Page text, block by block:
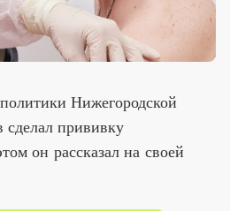
Нижегородской
прививку
он рассказал на своей